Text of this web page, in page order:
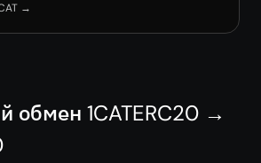
→
обмен 1CATERC20 →